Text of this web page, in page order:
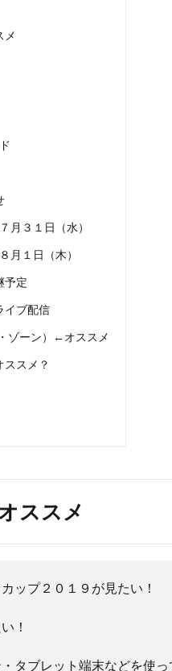
メ
月３１日（水）
月１日（木）
予定
イブ配信
ゾーン）←オススメ
ススメ？
ススメ
ップ２０１９が見たい！
！
タブレット端末などを使